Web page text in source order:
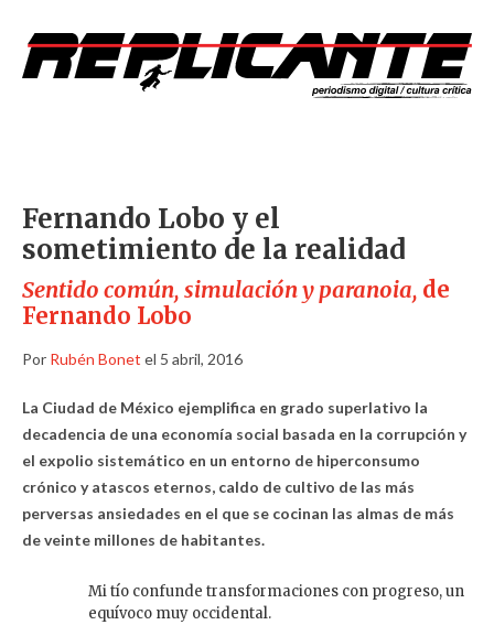
Fernando Lobo y el
sometimiento de la realidad
Sentido común, simulación y paranoia, de
Fernando Lobo
Por Rubén Bonet el 5 abril, 2016
La Ciudad de México ejemplifica en grado superlativo la
decadencia de una economía social basada en la corrupción y
el expolio sistemático en un entorno de hiperconsumo
crónico y atascos eternos, caldo de cultivo de las más
perversas ansiedades en el que se cocinan las almas de más
de veinte millones de habitantes.
Mi tío confunde transformaciones con progreso, un
equívoco muy occidental.